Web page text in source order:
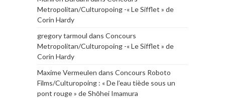
Metropolitan/Culturopoing -« Le Sifflet » de
Corin Hardy
gregory tarmoul dans Concours
Metropolitan/Culturopoing -« Le Sifflet » de
Corin Hardy
Maxime Vermeulen dans Concours Roboto
Films/Culturopoing : « De l’eau tiède sous un
pont rouge » de Shōhei Imamura